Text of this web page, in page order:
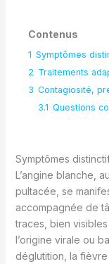
Contenus
1 Symptômes
2 Traitements
3 Contagiosité,
3.1 Questions
Symptômes
L’angine blanche,
pultacée, se
accompagnée de
traces, bien
l’origine virale ou
déglutition, la